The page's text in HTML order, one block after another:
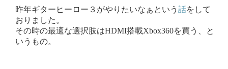
昨年ギターヒーロー３がやりたいなぁという 話をして
おりました。
その時の最適な選択肢はHDMI搭載Xbox360を買う、と
いうもの。